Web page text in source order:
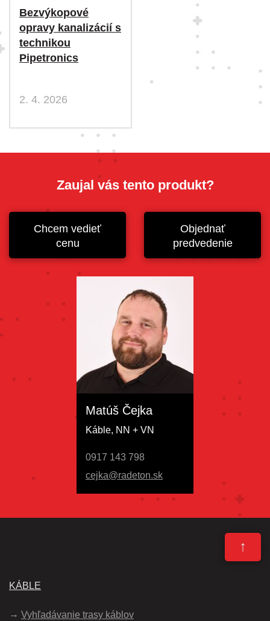
Bezvýkopové
opravy kanalizácií s
technikou
Pipetronics
2. 4. 2026
Zaujal vás tento produkt?
Chcem vedieť
cenu
Objednať
predvedenie
Matúš Čejka
Káble, NN + VN
0917 143 798
cejka@radeton.sk
↑
KÁBLE
Vyhľadávanie trasy káblov